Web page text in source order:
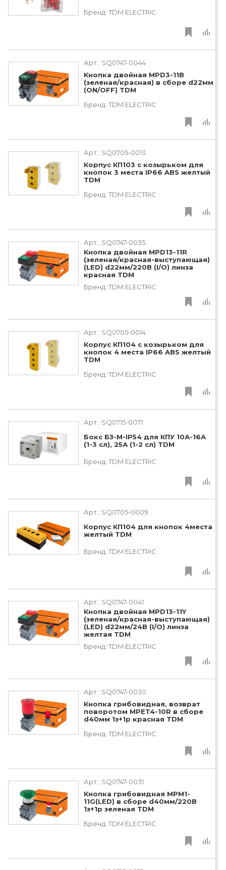
Бренд: TDM ЕLECTRIC
Арт.: SQ0747-0044
Кнопка двойная MPD3-11В
(зеленая/красная) в сборе d22мм
(ON/OFF) TDM
Бренд: TDM ЕLECTRIC
Арт.: SQ0705-0013
Корпус КП103 c козырьком для
кнопок 3 места IP66 ABS желтый
TDM
Бренд: TDM ЕLECTRIC
Арт.: SQ0747-0035
Кнопка двойная MPD13-11R
(зеленая/красная-выступающая)
(LED) d22мм/220В (I/O) линза
красная TDM
Бренд: TDM ЕLECTRIC
Арт.: SQ0705-0014
Корпус КП104 c козырьком для
кнопок 4 места IP66 ABS желтый
TDM
Бренд: TDM ЕLECTRIC
Арт.: SQ0715-0071
Бокс БЗ-М-IP54 для КПУ 10А-16А
(1-3 сл), 25А (1-2 сл) TDM
Бренд: TDM ЕLECTRIC
Арт.: SQ0705-0009
Корпус КП104 для кнопок 4места
желтый TDM
Бренд: TDM ЕLECTRIC
Арт.: SQ0747-0041
Кнопка двойная MPD13-11Y
(зеленая/красная-выступающая)
(LED) d22мм/24В (I/O) линза
желтая TDM
Бренд: TDM ЕLECTRIC
Арт.: SQ0747-0030
Кнопка грибовидная, возврат
поворотом MPET4-10R в сборе
d40мм 1з+1р красная TDM
Бренд: TDM ЕLECTRIC
Арт.: SQ0747-0031
Кнопка грибовидная МРМ1-
11G(LED) в сборе d40мм/220B
1з+1р зеленая TDM
Бренд: TDM ЕLECTRIC